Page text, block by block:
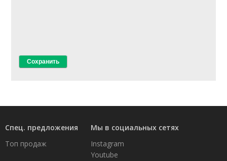
Спец. предложения
Топ продаж
Мы в социальных сетях
Instagram
Youtube